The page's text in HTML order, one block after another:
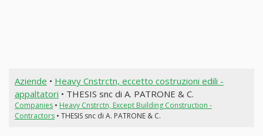
Aziende • Heavy Cnstrctn, eccetto costruzioni edili -
appaltatori • THESIS snc di A. PATRONE & C.
Companies• Heavy Cnstrctn, Except Building Construction -
Contractors• THESIS snc di A. PATRONE & C.